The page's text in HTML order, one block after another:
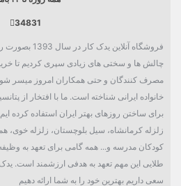
34831
فروشگاه
چالش ها و سختی های زیادی سپری کردیم تا
مصرف کنندگان و حتی همکاران امروز میسر
خانواده ایرانی شناخته است. ما با افتخار از
برای ساختن روزهای بهتر ایران استفاده کرده
زلزله کرمانشاه، سیل بلوچستان، زلزله خوی،
کودکان مدرسه و... همه گامی برای تعهد به
طلایی این مهم تعهد به هدفی ارزشمند است.
سعی داریم بهترین خود را به شما ارائه دهیم